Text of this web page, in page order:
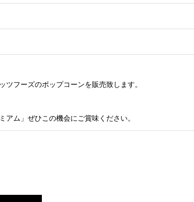
フーズのポップコーンを販売致します。
ム」ぜひこの機会にご賞味ください。